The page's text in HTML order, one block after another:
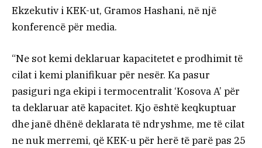
Ekzekutiv i KEK-ut, Gramos Hashani, në një
konferencë për media.
“Ne sot kemi deklaruar kapacitetet e prodhimit të
cilat i kemi planifikuar për nesër. Ka pasur
pasiguri nga ekipi i termocentralit ‘Kosova A’ për
ta deklaruar atë kapacitet. Kjo është keqkuptuar
dhe janë dhënë deklarata të ndryshme, me të cilat
ne nuk merremi, që KEK-u për herë të parë pas 25